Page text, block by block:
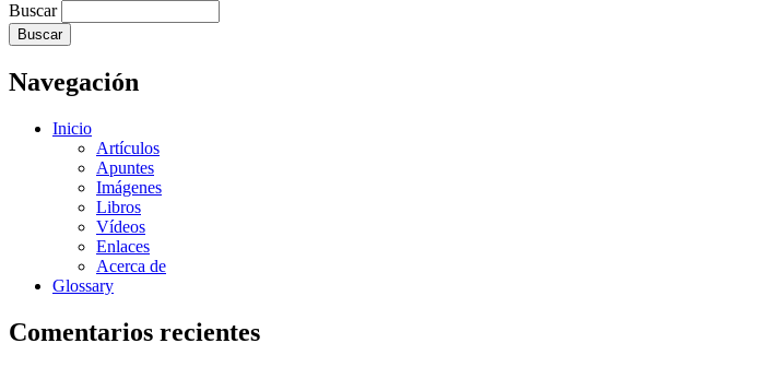
Buscar
Navegación
Inicio
Artículos
Apuntes
Imágenes
Libros
Vídeos
Enlaces
Acerca de
Glossary
Comentarios recientes